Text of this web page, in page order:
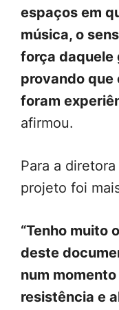
espaços em
música, o
força daquele
provando que
foram
afirmou.
Para a
projeto foi
“Tenho muito
deste
num
resistência e